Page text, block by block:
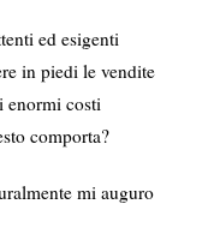
ed esigenti
in piedi le vendite
enormi costi
comporta?
mi auguro